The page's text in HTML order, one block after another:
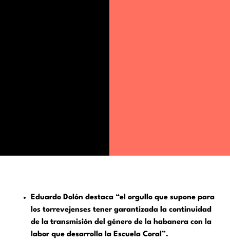
Eduardo Dolón destaca “el orgullo que supone para
los torrevejenses tener garantizada la continuidad
de la transmisión del género de la habanera con la
labor que desarrolla la Escuela Coral”.